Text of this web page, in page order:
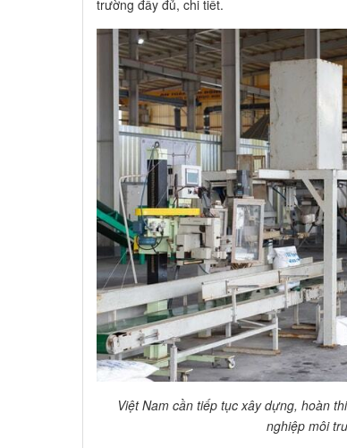
trường đầy đủ, chi tiết.
Việt Nam cần tiếp tục xây dựng, hoàn
nghiệp môi